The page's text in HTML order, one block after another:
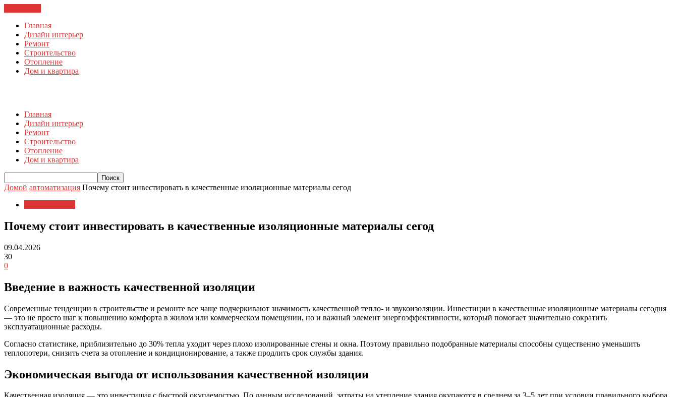
Главная
Дизайн интерьер
Ремонт
Строительство
Отопление
Дом и квартира
Главная
Дизайн интерьер
Ремонт
Строительство
Отопление
Дом и квартира
Домой автоматизация Почему стоит инвестировать в качественные изоляционные материалы сегод
Почему стоит инвестировать в качественные изоляционные материалы сегод
09.04.2026
30
0
Введение в важность качественной изоляции
Современные тенденции в строительстве и ремонте все чаще подчеркивают значимость качественной тепло- и звукоизоляции. Инвестиции в качественные изоляционные материалы сегодня
— это не просто шаг к повышению комфорта в жилом или коммерческом помещении, но и важный элемент энергоэффективности, который помогает значительно сократить
эксплуатационные расходы.
Согласно статистике, приблизительно до 30% тепла уходит через плохо изолированные стены и окна. Поэтому правильно подобранные материалы способны существенно уменьшить
теплопотери, снизить счета за отопление и кондиционирование, а также продлить срок службы здания.
Экономическая выгода от использования качественной изоляции